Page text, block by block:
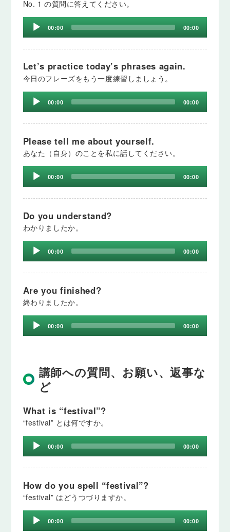
No. 1 の質問に答えてください。
Audio
Player00:00 00:00
Let’s practice today’s phrases again.
今日のフレーズをもう一度練習しましょう。
Audio
Player00:00 00:00
Please tell me about yourself.
あなた（自身）のことを私に話してください。
Audio
Player00:00 00:00
Do you understand?
わかりましたか。
Audio
Player00:00 00:00
Are you finished?
終わりましたか。
Audio
Player00:00 00:00
講師への質問、お願い、返事な
ど
What is “festival”?
“festival” とは何ですか。
Audio
Player00:00 00:00
How do you spell “festival”?
“festival” はどうつづりますか。
Audio
Player00:00 00:00